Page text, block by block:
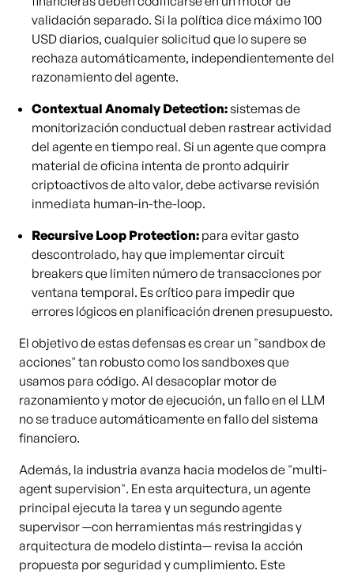
validación separado. Si la política dice máximo 100
USD diarios, cualquier solicitud que lo supere se
rechaza automáticamente, independientemente del
razonamiento del agente.
Contextual Anomaly Detection:sistemas de
monitorización conductual deben rastrear actividad
del agente en tiempo real. Si un agente que compra
material de oficina intenta de pronto adquirir
criptoactivos de alto valor, debe activarse revisión
inmediata human-in-the-loop.
Recursive Loop Protection: para evitar gasto
descontrolado, hay que implementar circuit
breakers que limiten número de transacciones por
ventana temporal. Es crítico para impedir que
errores lógicos en planificación drenen presupuesto.
El objetivo de estas defensas es crear un "sandbox de
acciones" tan robusto como los sandboxes que
usamos para código. Al desacoplar motor de
razonamiento y motor de ejecución, un fallo en el LLM
no se traduce automáticamente en fallo del sistema
financiero.
Además, la industria avanza hacia modelos de "multi-
agent supervision". En esta arquitectura, un agente
principal ejecuta la tarea y un segundo agente
supervisor —con herramientas más restringidas y
arquitectura de modelo distinta— revisa la acción
propuesta por seguridad y cumplimiento. Este